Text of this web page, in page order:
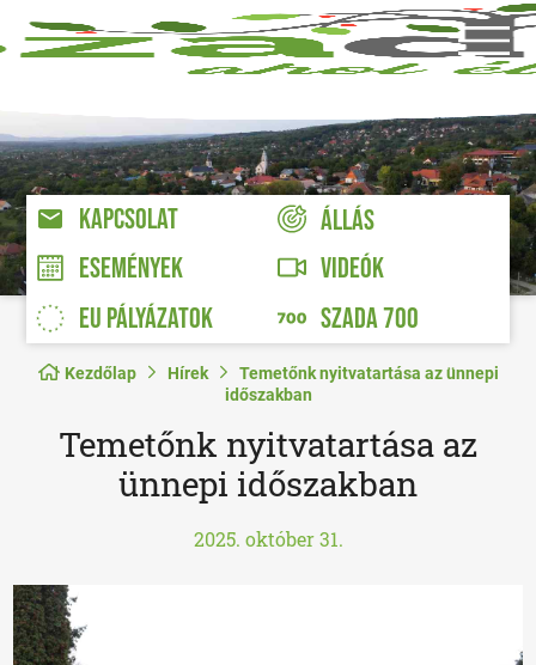
KAPCSOLAT
ÁLLÁS
ESEMÉNYEK
VIDEÓK
EU PÁLYÁZATOK
SZADA 700
Kezdőlap Hírek
Temetőnk nyitvatartása az ünnepi
időszakban
Temetőnk nyitvatartása az
ünnepi időszakban
2025. október 31.